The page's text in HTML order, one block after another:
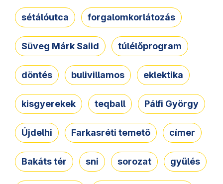
sétálóutca forgalomkorlátozás
Süveg Márk Saiid túlélőprogram
döntés bulivillamos eklektika
kisgyerekek teqball Pálfi György
Újdelhi Farkasréti temető címer
Bakáts tér sni sorozat gyűlés